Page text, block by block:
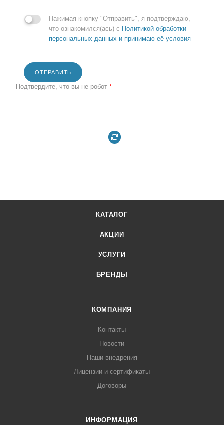
Нажимая кнопку "Отправить", я подтверждаю,
что ознакомился(ась) с Политикой обработки
персональных данных и принимаю её условия
ОТПРАВИТЬ
Подтвердите, что вы не робот *
КАТАЛОГ
АКЦИИ
УСЛУГИ
БРЕНДЫ
КОМПАНИЯ
Контакты
Новости
Наши внедрения
Лицензии и сертификаты
Договоры
ИНФОРМАЦИЯ